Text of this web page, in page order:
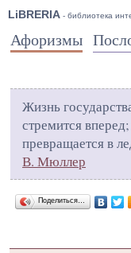
LiBRERIA - библиотека
Афоризмы
Жизнь
стремится
превращается в
В. Мюллер
Поделиться…